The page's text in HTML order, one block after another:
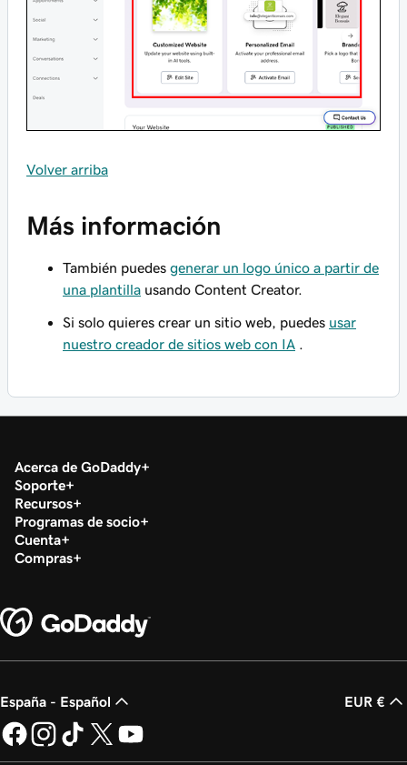
Volver arriba
Más información
También puedes generar un logo único a partir de
una plantilla usando Content Creator.
Si solo quieres crear un sitio web, puedes usar
nuestro creador de sitios web con IA .
Acerca de GoDaddy
Soporte
Recursos
Programas de socio
Cuenta
Compras
España - Español EUR €